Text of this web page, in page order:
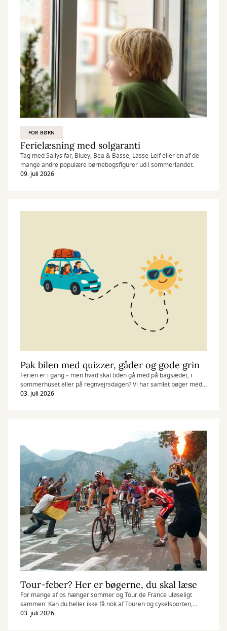
FOR BØRN
Ferielæsning med solgaranti
Tag med Sallys far, Bluey, Bea & Basse, Lasse-Leif eller en af de
mange andre populære børnebogsfigurer ud i sommerlandet.
09. juli 2026
Pak bilen med quizzer, gåder og gode grin
Ferien er i gang – men hvad skal tiden gå med på bagsædet, i
sommerhuset eller på regnvejrsdagen? Vi har samlet bøger med
lege, quizzer, gåder og mysterier, der kan underholde både børn
03. juli 2026
Tour-feber? Her er bøgerne, du skal læse
For mange af os hænger sommer og Tour de France uløseligt
sammen. Kan du heller ikke få nok af Touren og cykelsporten,
findes der heldigvis masser af gode bøger.
03. juli 2026